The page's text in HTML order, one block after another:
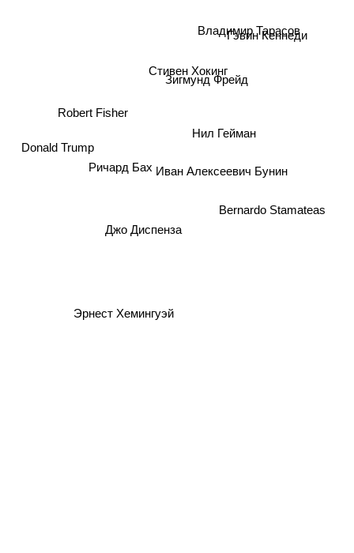
Стивен Хокинг
Нил Гейман
Владимир Тарасов
Зигмунд Фрейд
Иван Алексеевич Бунин
Ричард Бах
Джо Диспенза
Donald Trump
Эрнест Хемингуэй
Гэвин Кеннеди